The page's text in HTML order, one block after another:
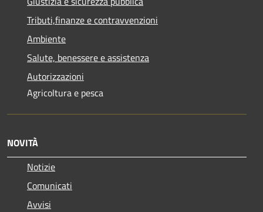
Tributi,finanze e contravvenzioni
Ambiente
Salute, benessere e assistenza
Autorizzazioni
Agricoltura e pesca
NOVITÀ
Notizie
Comunicati
Avvisi